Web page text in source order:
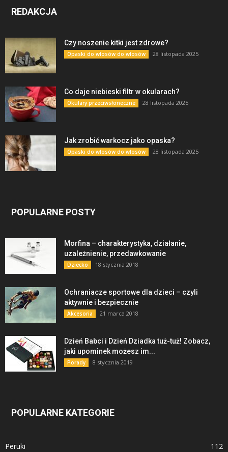
REDAKCJA
Czy noszenie kitki jest zdrowe?
Opaski do włosów do włosów 28 listopada 2025
Co daje niebieski filtr w okularach?
Okulary przeciwsłoneczne 28 listopada 2025
Jak zrobić warkocz jako opaska?
Opaski do włosów do włosów 28 listopada 2025
POPULARNE POSTY
Morfina – charakterystyka, działanie,
uzależnienie, przedawkowanie
Dziecko 18 stycznia 2018
Ochraniacze sportowe dla dzieci – czyli
aktywnie i bezpiecznie
Akcesoria 21 marca 2018
Dzień Babci i Dzień Dziadka tuż-tuż! Zobacz,
jaki upominek możesz im...
Porady 8 stycznia 2019
POPULARNE KATEGORIE
Peruki
112